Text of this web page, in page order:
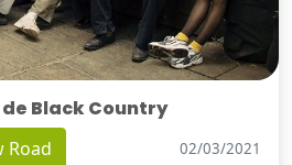
Black Country
Road 02/03/2021